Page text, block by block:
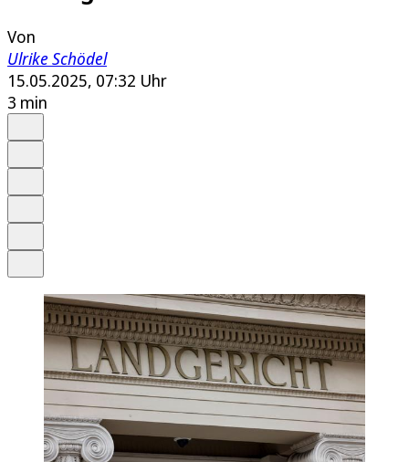
Von
Ulrike Schödel
15.05.2025, 07:32 Uhr
3 min